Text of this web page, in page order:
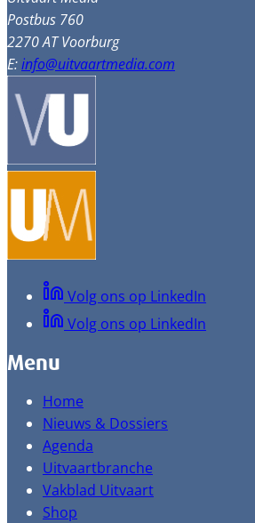
Postbus 760
2270 AT Voorburg
E:info@uitvaartmedia.com
Volg ons op LinkedIn
Volg ons op LinkedIn
Menu
Home
Nieuws & Dossiers
Agenda
Uitvaartbranche
Vakblad Uitvaart
Shop